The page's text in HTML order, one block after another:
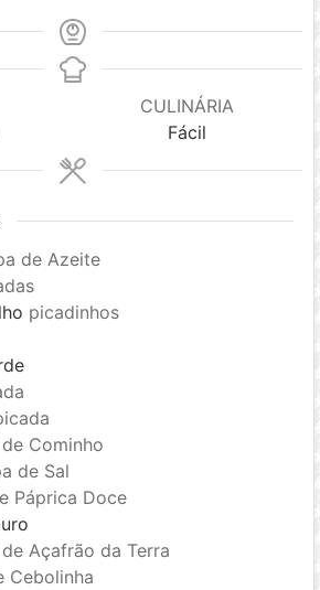
CULINÁRIA
Fácil
de Azeite
picadinhos
Cominho
de Sal
Páprica Doce
Açafrão da Terra
Cebolinha